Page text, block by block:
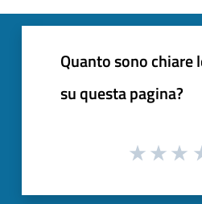
Quanto sono
su questa pagina?